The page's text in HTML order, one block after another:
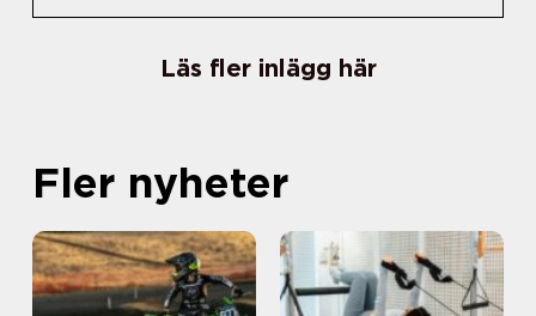
Läs fler inlägg här
Fler nyheter